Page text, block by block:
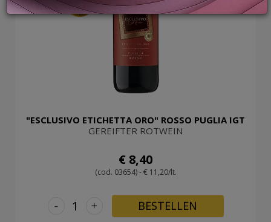
"ESCLUSIVO ETICHETTA ORO" ROSSO PUGLIA IGT
GEREIFTER ROTWEIN
€ 8,40
(cod. 03654) - € 11,20/lt.
+
- BESTELLEN